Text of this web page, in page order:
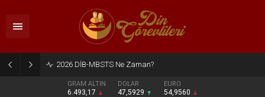
2026 DİB-MBSTS Ne Zaman?
GRAM ALTIN
6.493,17
DOLAR
47,5929
EURO
54,9560